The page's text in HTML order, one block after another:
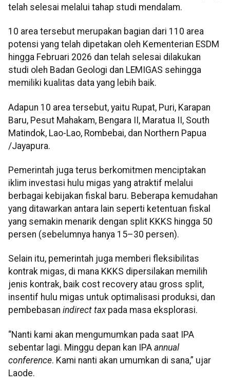
telah selesai melalui tahap studi mendalam.
10 area tersebut merupakan bagian dari 110 area
potensi yang telah dipetakan oleh Kementerian ESDM
hingga Februari 2026 dan telah selesai dilakukan
studi oleh Badan Geologi dan LEMIGAS sehingga
memiliki kualitas data yang lebih baik.
Adapun 10 area tersebut, yaitu Rupat, Puri, Karapan
Baru, Pesut Mahakam, Bengara II, Maratua II, South
Matindok, Lao-Lao, Rombebai, dan Northern Papua
/Jayapura.
Pemerintah juga terus berkomitmen menciptakan
iklim investasi hulu migas yang atraktif melalui
berbagai kebijakan fiskal baru. Beberapa kemudahan
yang ditawarkan antara lain seperti ketentuan fiskal
yang semakin menarik dengan split KKKS hingga 50
persen (sebelumnya hanya 15–30 persen).
Selain itu, pemerintah juga memberi fleksibilitas
kontrak migas, di mana KKKS dipersilakan memilih
jenis kontrak, baik cost recovery atau gross split,
insentif hulu migas untuk optimalisasi produksi, dan
pembebasan indirect taxpada masa eksplorasi.
“Nanti kami akan mengumumkan pada saat IPA
sebentar lagi. Minggu depan kan IPA annual
conference. Kami nanti akan umumkan di sana,” ujar
Laode.